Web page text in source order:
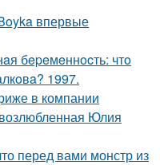
впервые
бepeмeннocть: чтo
1997.
в компании
Юлия
перед вами монстр из